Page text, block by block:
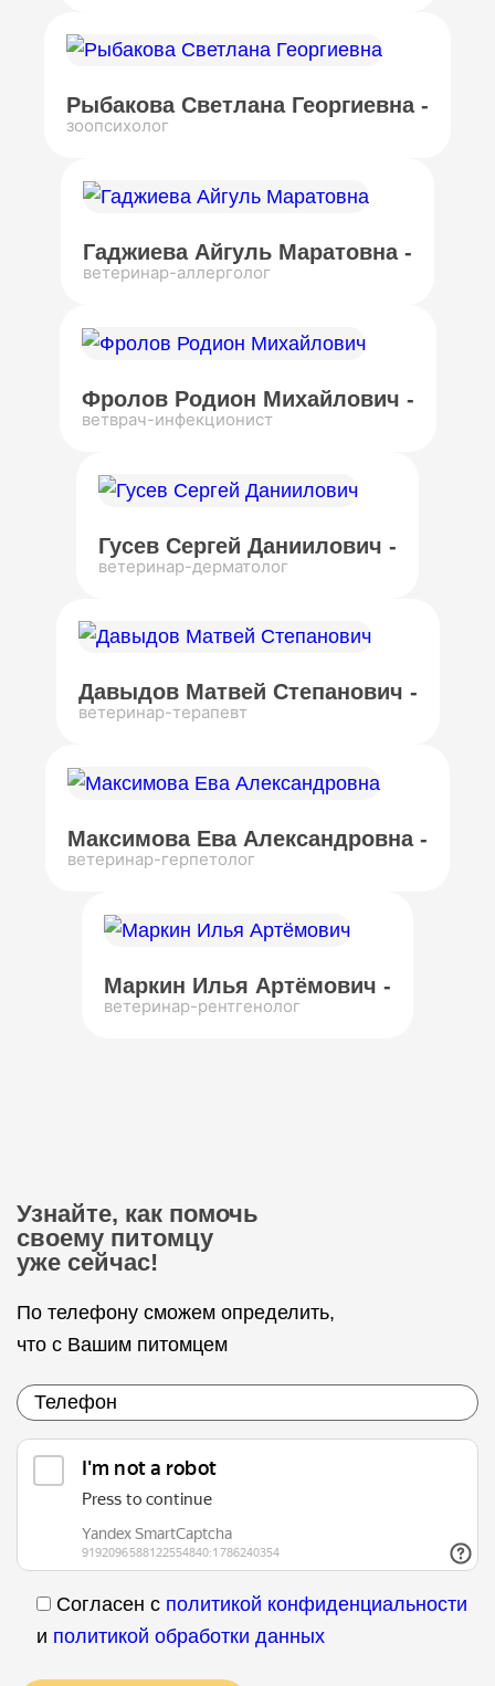
Рыбакова Светлана Георгиевна -
зоопсихолог
Гаджиева Айгуль Маратовна -
ветеринар-аллерголог
Фролов Родион Михайлович -
ветврач-инфекционист
Гусев Сергей Даниилович -
ветеринар-дерматолог
Давыдов Матвей Степанович -
ветеринар-терапевт
Максимова Ева Александровна -
ветеринар-герпетолог
Маркин Илья Артёмович -
ветеринар-рентгенолог
Узнайте, как помочь
своему питомцу
уже сейчас!
По телефону сможем определить,
что с Вашим питомцем
Согласен с политикой конфиденциальности
и политикой обработки данных